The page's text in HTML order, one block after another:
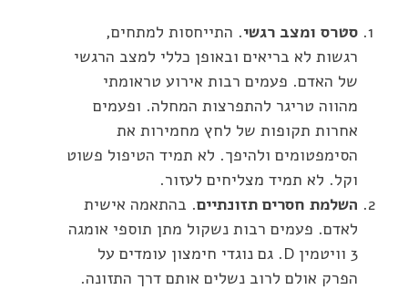
סטרס ומצב רגשי. התייחסות למתחים,
רגשות לא בריאים ובאופן כללי למצב הרגשי
של האדם. פעמים רבות אירוע טראומתי
מהווה טריגר להתפרצות המחלה. ופעמים
אחרות תקופות של לחץ מחמירות את
הסימפטומים ולהיפך. לא תמיד הטיפול פשוט
וקל. לא תמיד מצליחים לעזור.
השלמת חסרים תזונתיים. בהתאמה אישית
לאדם. פעמים רבות נשקול מתן תוספי אומגה
3 וויטמין D. גם נוגדי חימצון עומדים על
הפרק אולם לרוב נשלים אותם דרך התזונה.